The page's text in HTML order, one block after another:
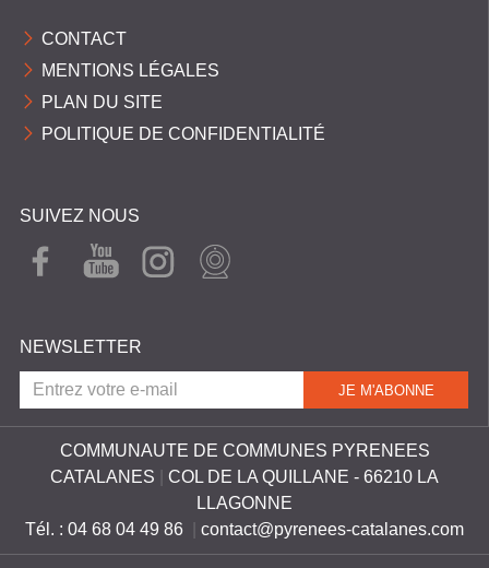
O
M
M
U
E
R
S
C
CONTACT
MENTIONS LÉGALES
PLAN DU SITE
POLITIQUE DE CONFIDENTIALITÉ
SUIVEZ NOUS
FAC
EBO
YOU
TUB
INST
AGR
WEB
CAM
NEWSLETTER
COMMUNAUTE DE COMMUNES PYRENEES
CATALANES
COL DE LA QUILLANE - 66210 LA
LLAGONNE
Tél. : 04 68 04 49 86
contact@pyrenees-catalanes.com